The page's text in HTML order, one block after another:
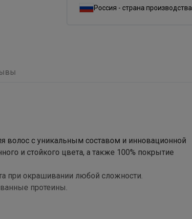
Россия - страна производства
волос с уникальным составом и инновационной
и стойкого цвета, а также 100% покрытие
при окрашивании любой сложности.
протеины.